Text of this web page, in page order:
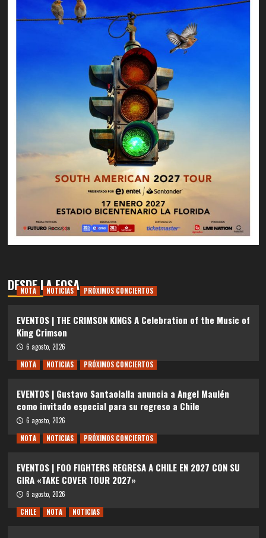
DESDE LA FOSA
NOTA NOTICIAS PRÓXIMOS CONCIERTOS
EVENTOS | THE CRIMSON KINGS A Celebration of the Music of
King Crimson
6 agosto, 2026
NOTA
NOTICIAS PRÓXIMOS CONCIERTOS
EVENTOS | Gustavo Santaolalla anuncia a Angel Maulén
como invitado especial para su regreso a Chile
6 agosto, 2026
NOTA
NOTICIAS PRÓXIMOS CONCIERTOS
EVENTOS | FOO FIGHTERS REGRESA A CHILE EN 2027 CON SU
GIRA «TAKE COVER TOUR 2027»
6 agosto, 2026
CHILE
NOTA NOTICIAS